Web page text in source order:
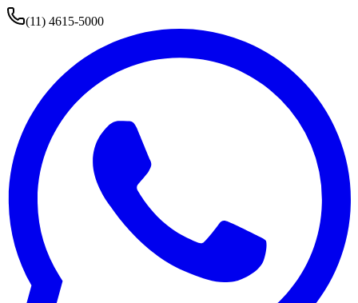
(11) 4615-5000